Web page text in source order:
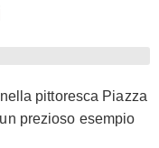
pittoresca Piazza
prezioso esempio